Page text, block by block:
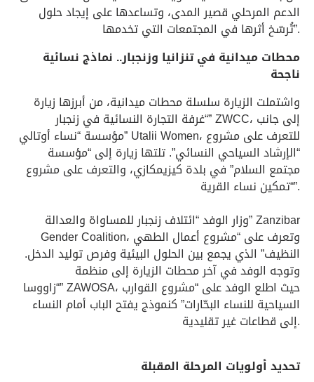
الدعم المرحلي قصير المدى، وتساعدها على إيجاد حلول
تُرسّخ أثرها في المجتمعات التي تخدمها”.
محطات ميدانية في تنزانيا وزنجبار.. نماذج نسائية
ناجحة
واشتملت الزيارة سلسلة محطات ميدانية، من أبرزها زيارة
“غرفة التجارة النسائية في زنجبار” ZWCC، إلى جانب
مؤسسة “نساء أوتالي” Utalii Women، للتعرف على مشروع
“الإرشاد السياحي النسائي”. تلتها زيارة إلى “مؤسسة
مجتمع السلام” في بلدة كيزيمكازي، والتعرف على مشروع
“تمكين نساء القرية”.
وزار الوفد “ائتلاف زنجبار للمساواة والعدالة” Zanzibar
Gender Coalition، وتعرف على “مشروع أعمال الطهي
النظيف” الذي يجمع بين الحلول البيئية وفرص توليد الدخل.
وتوجه الوفد في آخر محطات الزيارة إلى منظمة
“زاووسا” ZAWOSA، حيث اطلع الوفد على “مشروع القوارب
السياحية للنساء البحّارات” كنموذج يفتح الباب أمام النساء
إلى قطاعات غير تقليدية.
تحديد أولويات المرحلة المقبلة